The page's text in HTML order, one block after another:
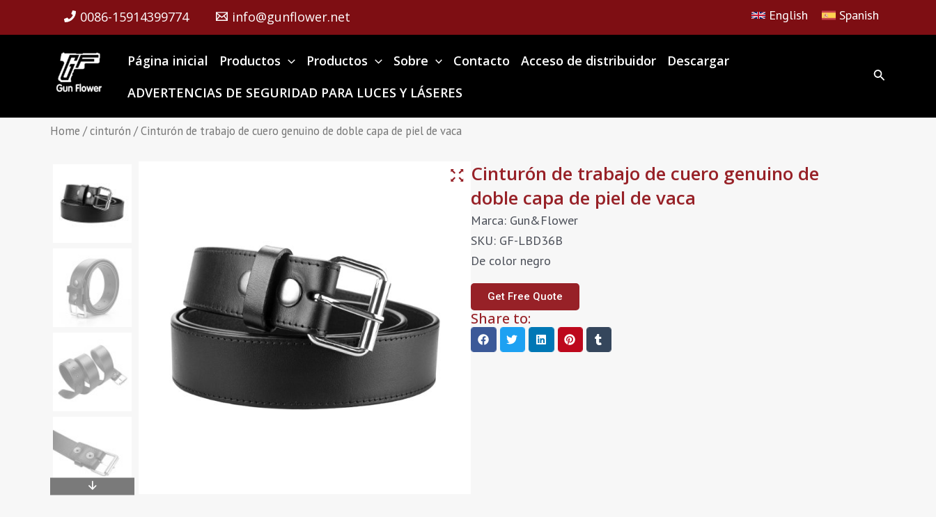
0086-15914399774 info@gunflower.net English Spanish
Página inicial Productos Productos Sobre Contacto Acceso de distribuidor
Descargar
ADVERTENCIAS DE SEGURIDAD PARA LUCES Y LÁSERES
Home /cinturón / Cinturón de trabajo de cuero genuino de doble capa de piel de vaca
Cinturón de trabajo de cuero genuino de
doble capa de piel de vaca
Marca: Gun&Flower
SKU: GF-LBD36B
De color negro
Get Free Quote
Share to: